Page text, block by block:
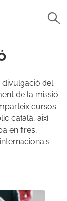
divulgació del
de la missió
cursos
català, així
en fires,